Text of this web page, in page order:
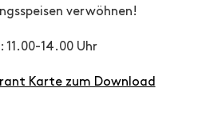
verwöhnen!
11.00-14.00 Uhr
Karte zum Download